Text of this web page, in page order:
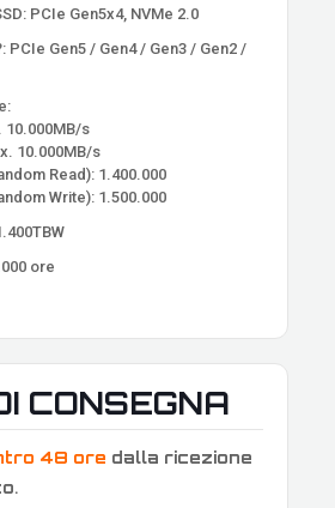
PCIe Gen5x4, NVMe 2.0
PCIe Gen5 / Gen4 / Gen3 / Gen2 /
10.000MB/s
10.000MB/s
Read): 1.400.000
Write): 1.500.000
ore
CONSEGNA
48 ore dalla ricezione
.